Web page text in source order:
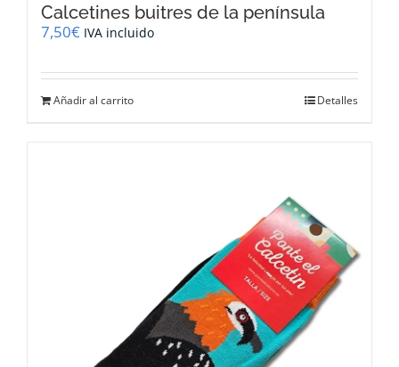
Calcetines buitres de la península
7,50€ IVA incluido
Añadir al carrito Detalles